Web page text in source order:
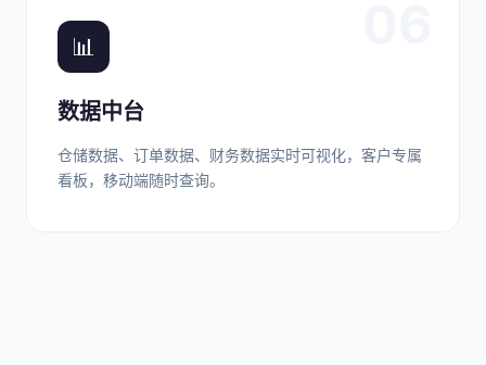
📊
数据中台
仓储数据、订单数据、财务数据实时可视化，客户专属
看板，移动端随时查询。